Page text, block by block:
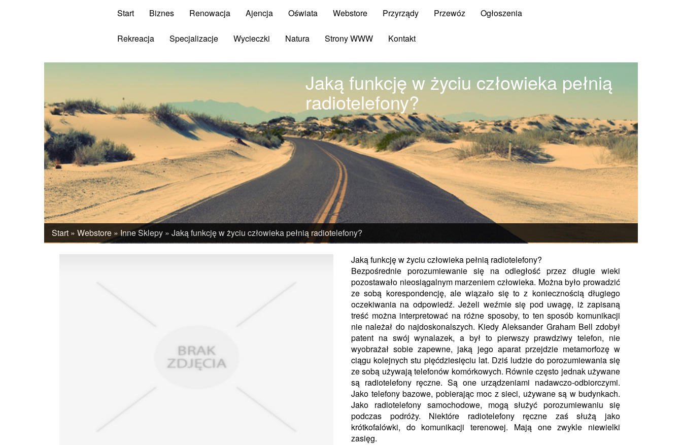
Start Biznes Renowacja Ajencja Oświata Webstore Przyrządy Przewóz Ogłoszenia
Rekreacja Specjalizacje Wycieczki Natura Strony WWW Kontakt
Jaką funkcję w życiu człowieka pełnią
radiotelefony?
Start » Webstore »Inne Sklepy » Jaką funkcję w życiu człowieka pełnią radiotelefony?
Jaką funkcję w życiu człowieka pełnią radiotelefony?
Bezpośrednie porozumiewanie się na odległość przez długie wieki
pozostawało nieosiągalnym marzeniem człowieka. Można było prowadzić
ze sobą korespondencję, ale wiązało się to z koniecznością długiego
oczekiwania na odpowiedź. Jeżeli weźmie się pod uwagę, iż zapisaną
treść można interpretować na różne sposoby, to ten sposób komunikacji
nie należał do najdoskonalszych. Kiedy Aleksander Graham Bell zdobył
patent na swój wynalazek, a był to pierwszy prawdziwy telefon, nie
wyobrażał sobie zapewne, jaką jego aparat przejdzie metamorfozę w
ciągu kolejnych stu pięćdziesięciu lat. Dziś ludzie do porozumiewania się
ze sobą używają telefonów komórkowych. Równie często jednak używane
są radiotelefony ręczne. Są one urządzeniami nadawczo-odbiorczymi.
Jako telefony bazowe, pobierając moc z sieci, używane są w budynkach.
Jako radiotelefony samochodowe, mogą służyć porozumiewaniu się
podczas podróży. Niektóre radiotelefony ręczne zaś służą jako
krótkofalówki, do komunikacji terenowej. Mają one zwykle niewielki
zasięg.